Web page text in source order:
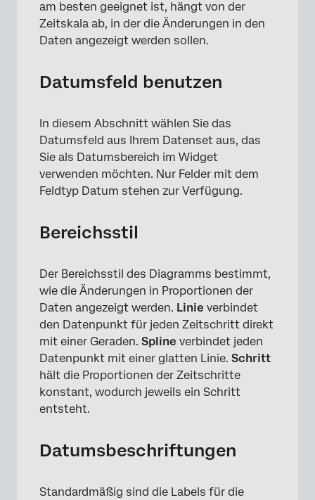
am besten geeignet ist, hängt von der
Zeitskala ab, in der die Änderungen in den
Daten angezeigt werden sollen.
Datumsfeld benutzen
In diesem Abschnitt wählen Sie das
Datumsfeld aus Ihrem Datenset aus, das
Sie als Datumsbereich im Widget
verwenden möchten. Nur Felder mit dem
Feldtyp Datum stehen zur Verfügung.
Bereichsstil
Der Bereichsstil des Diagramms bestimmt,
wie die Änderungen in Proportionen der
Daten angezeigt werden. Linie verbindet
den Datenpunkt für jeden Zeitschritt direkt
mit einer Geraden. Spline verbindet jeden
Datenpunkt mit einer glatten Linie. Schritt
hält die Proportionen der Zeitschritte
konstant, wodurch jeweils ein Schritt
entsteht.
Datumsbeschriftungen
Standardmäßig sind die Labels für die